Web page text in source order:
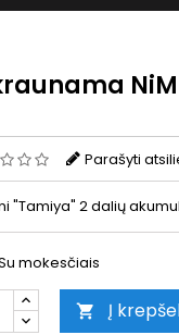
Parašyti
"Tamiya" 2 dalių
mokesčiais
 Į